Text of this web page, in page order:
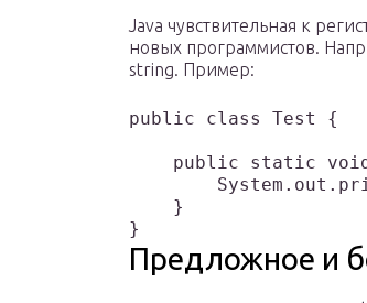
Java чувствительная к
новых программистов.
string. Пример:
public class Test {
public static
    }
}
Предложное и